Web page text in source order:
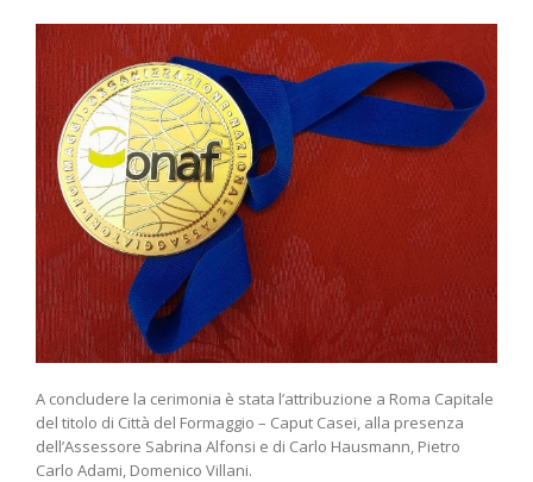
A concludere la cerimonia è stata l’attribuzione a Roma Capitale
del titolo di Città del Formaggio – Caput Casei, alla presenza
dell’Assessore Sabrina Alfonsi e di Carlo Hausmann, Pietro
Carlo Adami, Domenico Villani.